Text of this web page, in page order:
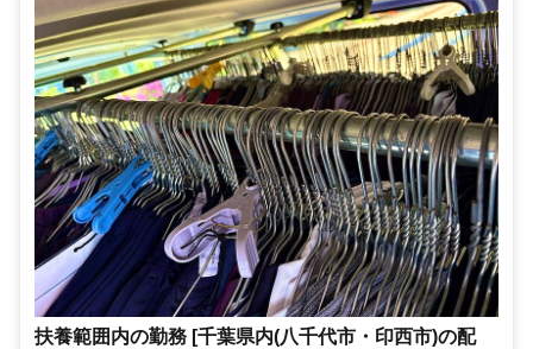
扶養範囲内の勤務 [千葉県内(八千代市・印西市)の配